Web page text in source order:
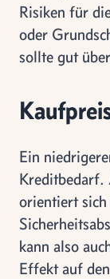
Risiken für
oder
sollte gut
Ein
Kreditbedarf.
orientiert
kann also
Effekt auf